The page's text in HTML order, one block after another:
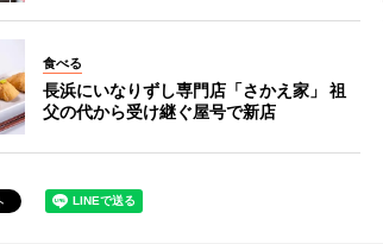
食べる
長浜にいなりずし専門店「さかえ家」 祖
父の代から受け継ぐ屋号で新店